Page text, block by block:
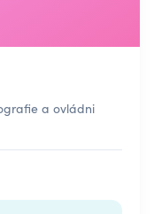
a ovládni